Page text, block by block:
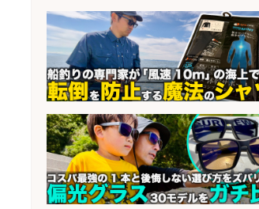
和食, 日本料理・懐石料理/店長・
長候補/旬と手作りにこだわる!さ
なの価値を上げ、地域を元気に!
候補募集
会社名 博多 華吉 博多 華吉
sponsored by 求人ボッ
和食, 日本料理・懐石料理/店長・